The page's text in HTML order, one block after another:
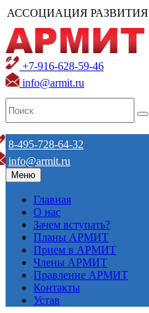
АССОЦИАЦИЯ
+7-916-628-59-46
info@armit.ru
8-495-728-64-32
info@armit.ru
Меню
Главная
О нас
Зачем вступать?
Планы АРМИТ
Прием в АРМИТ
Члены АРМИТ
Правление АРМИТ
Контакты
Устав